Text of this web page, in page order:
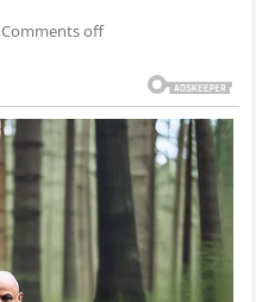
Comments off